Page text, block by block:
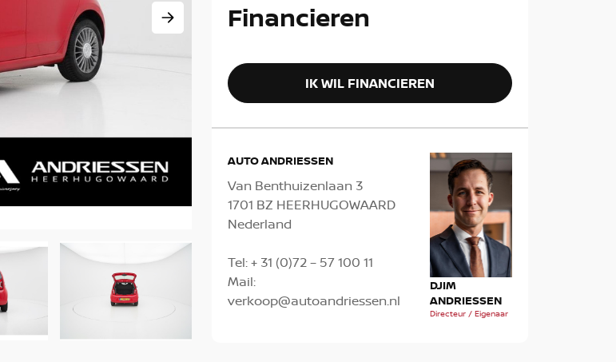
Financieren
IK WIL FINANCIEREN
DJIM
ANDRIESSEN
Directeur / Eigenaar
AUTO ANDRIESSEN
Van Benthuizenlaan 3
1701 BZ HEERHUGOWAARD
Nederland
Tel:+ 31 (0)72 – 57 100 11
Mail:
verkoop@autoandriessen.nl